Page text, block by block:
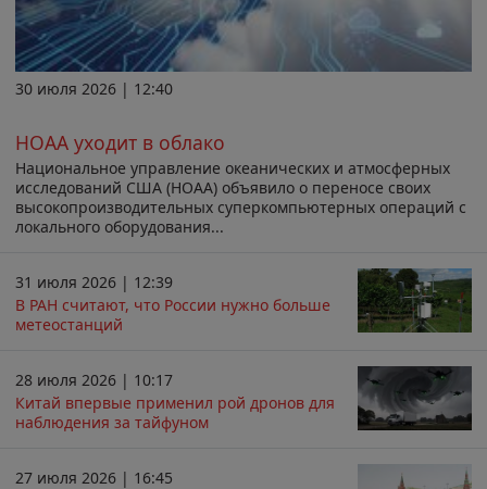
30 июля 2026 | 12:40
НОАА уходит в облако
Национальное управление океанических и атмосферных
исследований США (НОАА) объявило о переносе своих
высокопроизводительных суперкомпьютерных операций с
локального оборудования...
31 июля 2026 | 12:39
В РАН считают, что России нужно больше
метеостанций
28 июля 2026 | 10:17
Китай впервые применил рой дронов для
наблюдения за тайфуном
27 июля 2026 | 16:45